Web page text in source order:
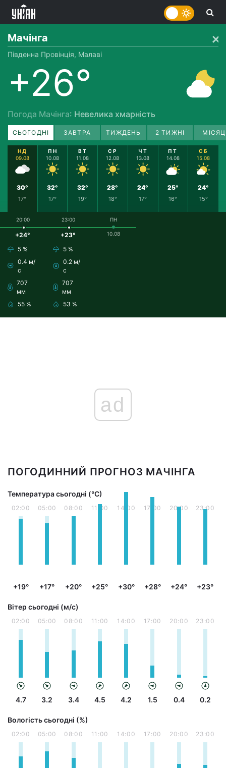
Мачінга
Південна Провінція, Малаві
+26°
Погода Мачінга: Невелика хмарність
СЬОГОДНІ ЗАВТРА ТИЖДЕНЬ 2 ТИЖНІ
НД
09.08
30°
17°
ПН
10.08
32°
17°
ВТ
11.08
32°
19°
СР
12.08
28°
18°
ЧТ
13.08
24°
17°
ПТ
14.08
25°
16°
СБ
15.08
24°
15°
20:00
+24°
5 %
0.4 м/
с
707
мм
55 %
23:00
+23°
5 %
0.2 м/
с
707
мм
53 %
ПН
10.08
ad
ПОГОДИННИЙ ПРОГНОЗ МАЧІНГА
Температура сьогодні (°С)
02:00
+19°
05:00
+17°
08:00
+20°
11:00
+25°
14:00
+30°
17:00
+28°
20:00
+24°
23:00
+23°
Вітер сьогодні (м/с)
02:00
4.7
05:00
3.2
08:00
3.4
11:00
4.5
14:00
4.2
17:00
1.5
20:00
0.4
23:00
0.2
Вологість сьогодні (%)
02:00 05:00 08:00 11:00 14:00 17:00 20:00 23:00